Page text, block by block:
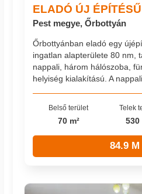
ELADÓ ÚJ
Pest megye, Őrbottyán
Őrbottyánban eladó egy
ingatlan alapterülete 80 nm,
nappali, három hálószoba,
helyiség kialakítású. A
Belső terület
70 m²
Telek
530
84.9